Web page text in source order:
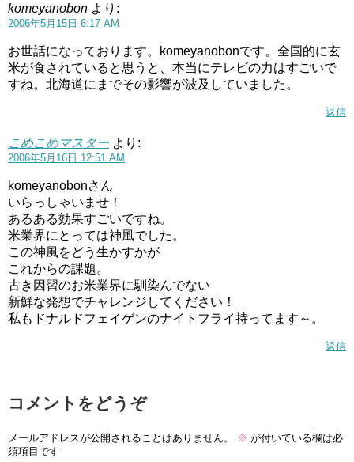
komeyanobon より:
2006年5月15日 6:17 AM
お世話になっております。komeyanobonです。全国的に玄
米が食されていると思うと、本当にテレビの力はすごいで
すね。北海道にまでその影響が波及していました。
返信
こめこめマスター より:
2006年5月16日 12:51 AM
komeyanobonさん
いらっしゃいませ！
あるある効果すごいですね。
米業界にとっては神風でした。
この神風をどう生かすかが
これからの課題。
古き因習のお米業界に馴染んでない
新鮮な発想でチャレンジしてください！
私もドナルドフェイゲンのナイトフライ持ってます～。
返信
コメントをどうぞ
メールアドレスが公開されることはありません。 ※ が付いている欄は必
須項目です